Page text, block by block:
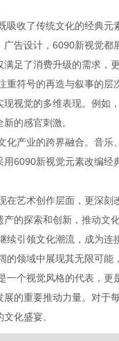
吸收了传统文化的经典
告设计，6090新视觉
足了消费升级的需求，
重符号的再造与叙事的
视觉的多维表现。例如
的感官刺激。
化产业的跨界融合。音
6090新视觉元素改编
在艺术创作层面，更深
的探索和创新，推动文
续引领文化潮流，成为
的领域中展现其无限可
一个视觉风格的代表，
展的重要推动力量。对于
化盛宴。